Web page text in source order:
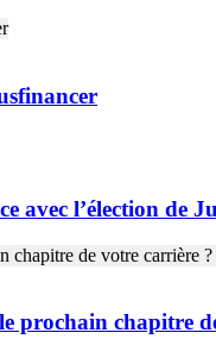
l’élection de
prochain chapitre